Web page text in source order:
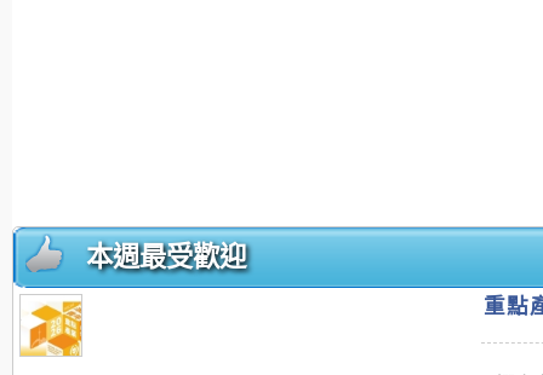
本週最受歡迎
重點